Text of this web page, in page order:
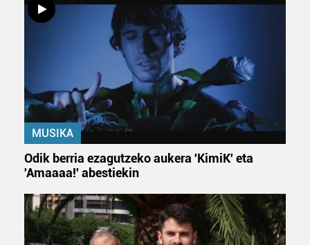
Webgune honek cookie propioak eta hirugarrenen cookie-
fitxategiak erabiltzen ditu. Zure esperientzia eta
zerbitzuak hobetzeko asmoz, cookie teknologiaz
baliatzen gara. Ohar hau onartuz gero, teknologia hori
erabiltzeko baimen esplizitua ematen diguzu.
irakurri
MUSIKA
Odik berria ezagutzeko aukera 'KimiK' eta
'Amaaaa!' abestiekin